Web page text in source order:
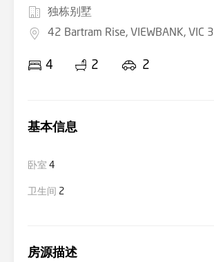
独栋别墅
42 Bartram Rise, VIEWBANK, VIC
4 2 2
基本信息
卧室 4
卫生间 2
房源描述